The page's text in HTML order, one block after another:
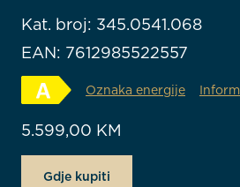
Kat. broj: 345.0541.068
EAN: 7612985522557
Oznaka energije
5.599,00 KM
Gdje kupiti